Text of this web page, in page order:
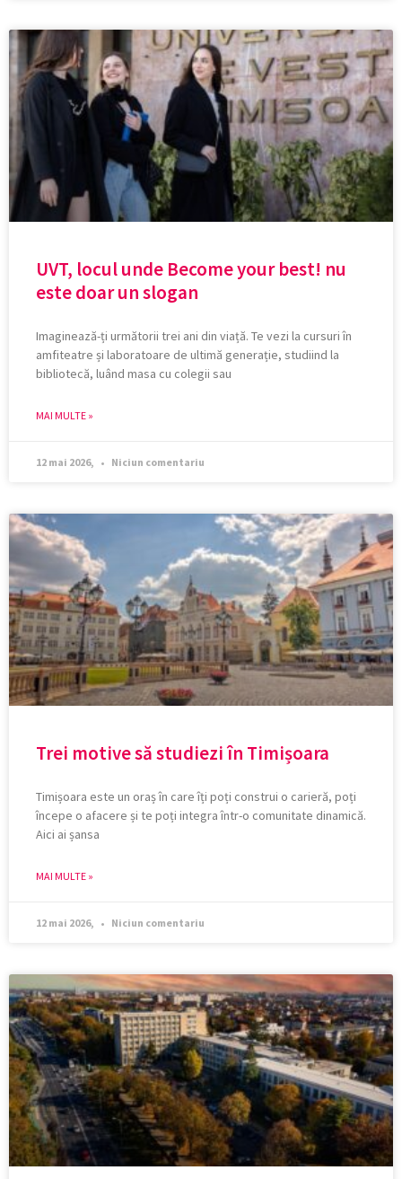
UVT, locul unde Become your best! nu
este doar un slogan
Imaginează-ți următorii trei ani din viață. Te vezi la cursuri în
amfiteatre și laboratoare de ultimă generație, studiind la
bibliotecă, luând masa cu colegii sau
MAI MULTE »
12 mai 2026, Niciun comentariu
Trei motive să studiezi în Timișoara
Timișoara este un oraș în care îți poți construi o carieră, poți
începe o afacere și te poți integra într-o comunitate dinamică.
Aici ai șansa
MAI MULTE »
12 mai 2026, Niciun comentariu